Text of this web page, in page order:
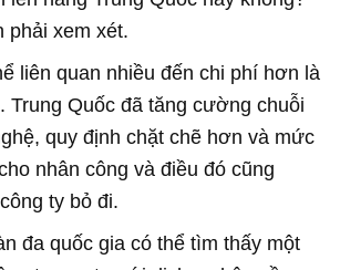
phải xem xét.
liên quan nhiều đến chi phí hơn là
Trung Quốc đã tăng cường chuỗi
quy định chặt chẽ hơn và mức
nhân công và điều đó cũng
ty bỏ đi.
đa quốc gia có thể tìm thấy một